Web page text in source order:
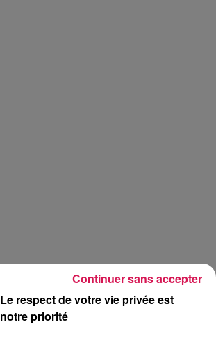
Le respect de votre vie privée est
notre priorité
Continuer sans accepter